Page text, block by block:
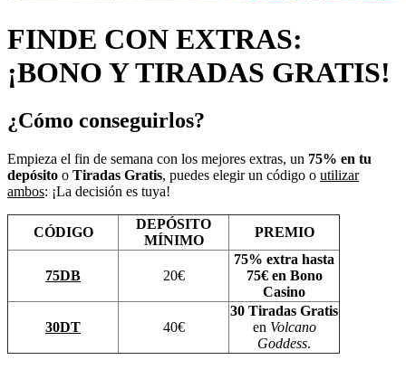
FINDE CON EXTRAS:
¡BONO Y TIRADAS GRATIS!
¿Cómo conseguirlos?
Empieza el fin de semana con los mejores extras, un 75% en tu
depósito o Tiradas Gratis, puedes elegir un código o utilizar
ambos: ¡La decisión es tuya!
CÓDIGO
DEPÓSITO
MÍNIMO
PREMIO
75DB 20€
75% extra hasta
75€ en Bono
Casino
30DT 40€
30 Tiradas Gratis
en Volcano
Goddess.